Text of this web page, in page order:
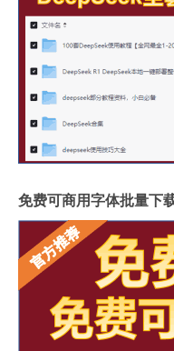
免费可商用字体批量下